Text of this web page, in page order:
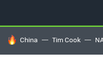
HOY SE HABLA DE
China Tim Cook